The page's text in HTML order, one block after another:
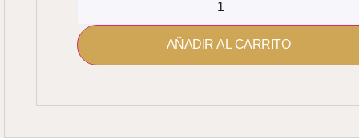
AÑADIR AL CARRITO